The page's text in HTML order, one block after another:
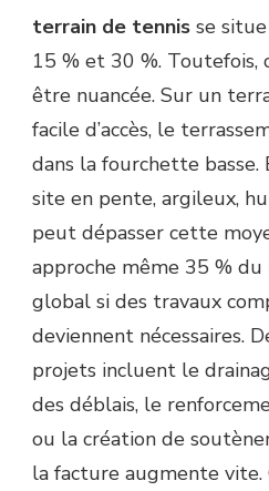
terrain de tennis se
15 % et 30 %.
être nuancée. Sur un
facile d’accès, le
dans la fourchette basse.
site en pente, argileux,
peut dépasser cette
approche même 35 %
global si des travaux
deviennent nécessaires.
projets incluent le
des déblais, le
ou la création de
la facture augmente vite.